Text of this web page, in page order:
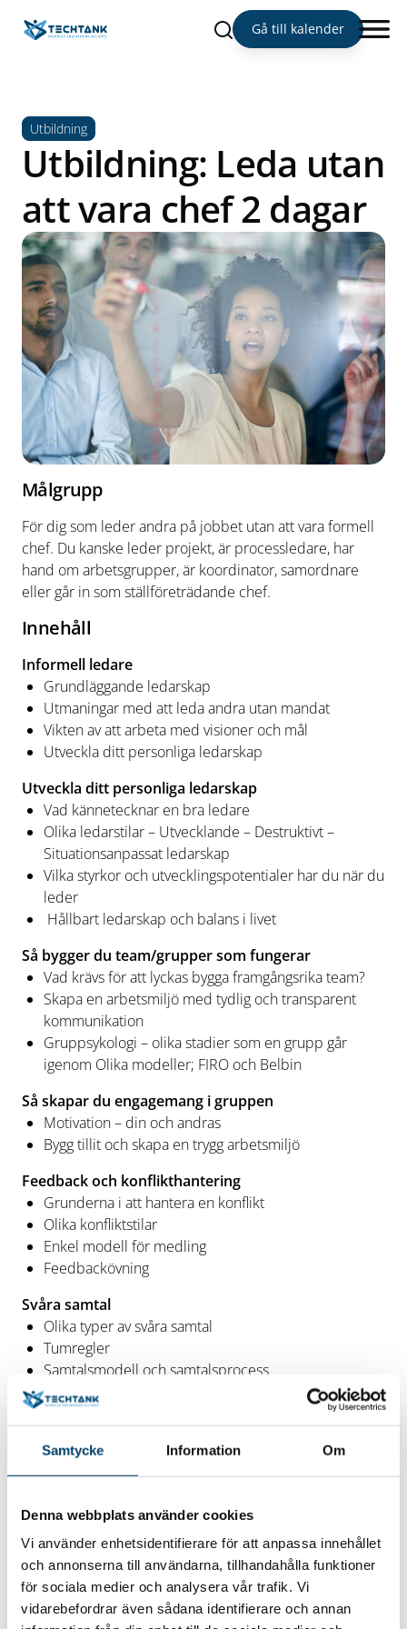
Samtycke Information Om
Denna webbplats använder cookies
Vi använder enhetsidentifierare för att anpassa innehållet
och annonserna till användarna, tillhandahålla funktioner
för sociala medier och analysera vår trafik. Vi
vidarebefordrar även sådana identifierare och annan
Sök Gå till kalender
Utbildning
Utbildning: Leda utan
att vara chef 2 dagar
Målgrupp
För dig som leder andra på jobbet utan att vara formell
chef. Du kanske leder projekt, är processledare, har
hand om arbetsgrupper, är koordinator, samordnare
eller går in som ställföreträdande chef.
Innehåll
Informell ledare
Grundläggande ledarskap
Utmaningar med att leda andra utan mandat
Vikten av att arbeta med visioner och mål
Utveckla ditt personliga ledarskap
Utveckla ditt personliga ledarskap
Vad kännetecknar en bra ledare
Olika ledarstilar – Utvecklande – Destruktivt –
Situationsanpassat ledarskap
Vilka styrkor och utvecklingspotentialer har du när du
leder
Hållbart ledarskap och balans i livet
Så bygger du team/grupper som fungerar
Vad krävs för att lyckas bygga framgångsrika team?
Skapa en arbetsmiljö med tydlig och transparent
kommunikation
Gruppsykologi – olika stadier som en grupp går
igenom Olika modeller; FIRO och Belbin
Så skapar du engagemang i gruppen
Motivation – din och andras
Bygg tillit och skapa en trygg arbetsmiljö
Feedback och konflikthantering
Grunderna i att hantera en konflikt
Olika konfliktstilar
Enkel modell för medling
Feedbackövning
Svåra samtal
Olika typer av svåra samtal
Tumregler
Samtalsmodell och samtalsprocess
Coachande ledarskap
Olika tekniker för coachning
Förstå hur du själv påverkar andra
Konsten att lyssna
andra
Att skapa resultat från utbildningen – så gör du
praktiskt
Personlig handlingsplan – vad tar du med dig vidare
Vilka områden behöver du jobba med och förbättra